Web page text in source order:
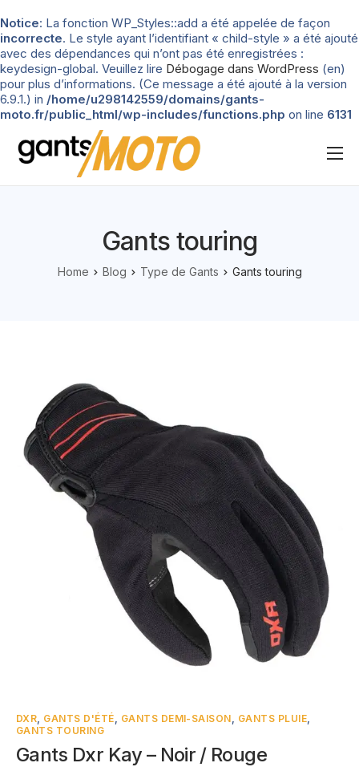
Notice: La fonction WP_Styles::add a été appelée de façon
incorrecte. Le style ayant l’identifiant « child-style » a été ajouté
avec des dépendances qui n’ont pas été enregistrées :
keydesign-global. Veuillez lire Débogage dans WordPress (en)
pour plus d’informations. (Ce message a été ajouté à la version
6.9.1.) in /home/u298142559/domains/gants-
moto.fr/public_html/wp-includes/functions.php on line 6131
Nos tests
Types de gants
Guide d’achat
Gants touring
Home Blog Type de Gants Gants touring
DXR GANTS D'ÉTÉ GANTS DEMI-SAISON GANTS PLUIE
GANTS TOURING
Gants Dxr Kay – Noir / Rouge